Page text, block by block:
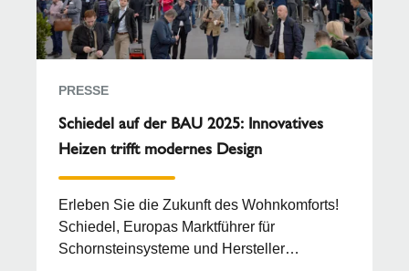
PRESSE
Schiedel auf der BAU 2025: Innovatives
Heizen trifft modernes Design
Erleben Sie die Zukunft des Wohnkomforts!
Schiedel, Europas Marktführer für
Schornsteinsysteme und Hersteller